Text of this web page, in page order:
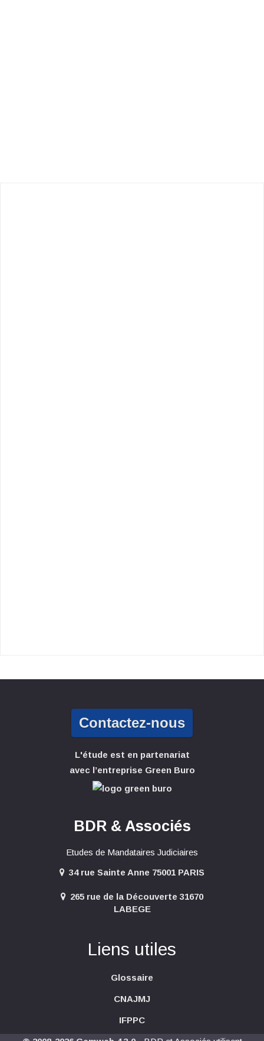
Contactez-nous
L'étude est en partenariat
avec l’entreprise Green Buro
BDR & Associés
Etudes de Mandataires Judiciaires
34 rue Sainte Anne 75001 PARIS
265 rue de la Découverte 31670
LABEGE
Liens utiles
Glossaire
CNAJMJ
IFPPC